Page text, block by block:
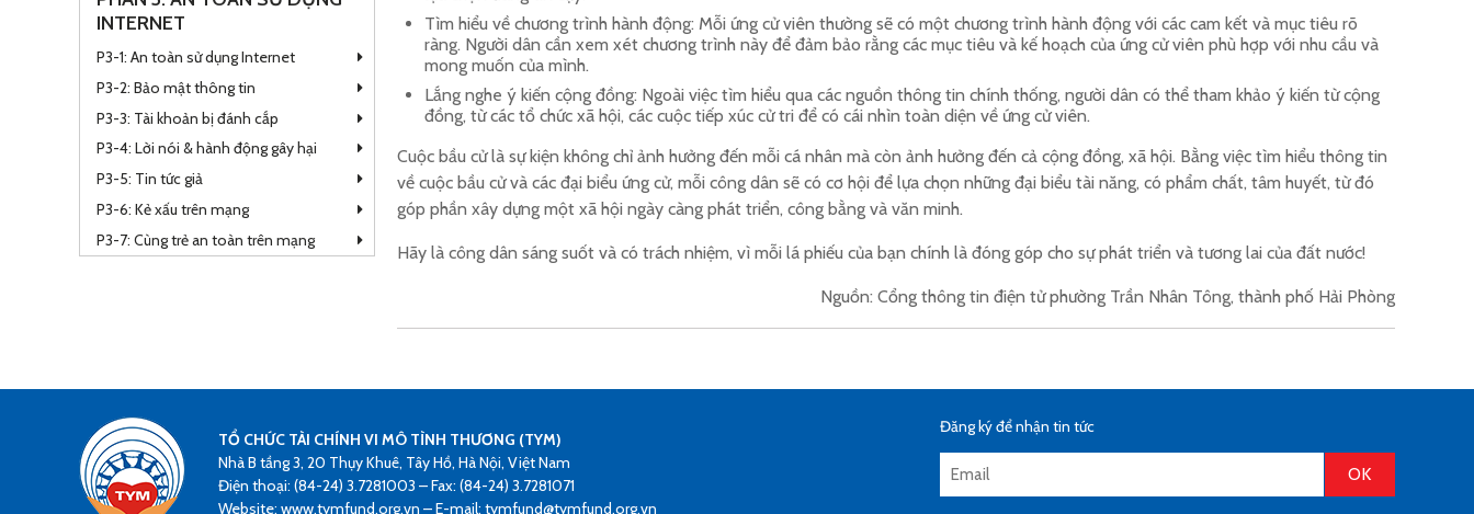
INTERNET
P3-1: An toàn sử dụng Internet
P3-2: Bảo mật thông tin
P3-3: Tài khoản bị đánh cắp
P3-4: Lời nói & hành động gây hại
P3-5: Tin tức giả
P3-6: Kẻ xấu trên mạng
P3-7: Cùng trẻ an toàn trên mạng
Tìm hiểu về chương trình hành động: Mỗi ứng cử viên thường sẽ có một chương trình hành động với các cam kết và mục tiêu rõ
ràng. Người dân cần xem xét chương trình này để đảm bảo rằng các mục tiêu và kế hoạch của ứng cử viên phù hợp với nhu cầu và
mong muốn của mình.
Lắng nghe ý kiến cộng đồng: Ngoài việc tìm hiểu qua các nguồn thông tin chính thống, người dân có thể tham khảo ý kiến từ cộng
đồng, từ các tổ chức xã hội, các cuộc tiếp xúc cử tri để có cái nhìn toàn diện về ứng cử viên.
Cuộc bầu cử là sự kiện không chỉ ảnh hưởng đến mỗi cá nhân mà còn ảnh hưởng đến cả cộng đồng, xã hội. Bằng việc tìm hiểu thông tin
về cuộc bầu cử và các đại biểu ứng cử, mỗi công dân sẽ có cơ hội để lựa chọn những đại biểu tài năng, có phẩm chất, tâm huyết, từ đó
góp phần xây dựng một xã hội ngày càng phát triển, công bằng và văn minh.
Hãy là công dân sáng suốt và có trách nhiệm, vì mỗi lá phiếu của bạn chính là đóng góp cho sự phát triển và tương lai của đất nước!
Nguồn: Cổng thông tin điện tử phường Trần Nhân Tông, thành phố Hải Phòng
TỔ CHỨC TÀI CHÍNH VI MÔ TÌNH THƯƠNG (TYM)
Nhà B tầng 3, 20 Thụy Khuê, Tây Hồ, Hà Nội, Việt Nam
Điện thoại: (84-24) 3.7281003 – Fax: (84-24) 3.7281071
Website: www.tymfund.org.vn – E-mail: tymfund@tymfund.org.vn
Đăng ký để nhận tin tức